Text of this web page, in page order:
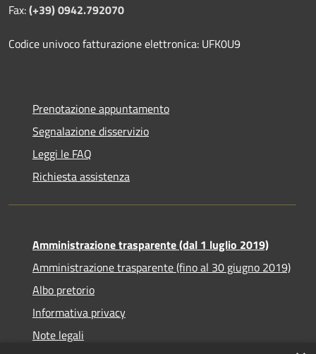
Fax:(+39) 0942.792070
Codice univoco fatturazione elettronica: UFK0U9
Prenotazione appuntamento
Segnalazione disservizio
Leggi le FAQ
Richiesta assistenza
Amministrazione trasparente (dal 1 luglio 2019)
Amministrazione trasparente (fino al 30 giugno 2019)
Albo pretorio
Informativa privacy
Note legali